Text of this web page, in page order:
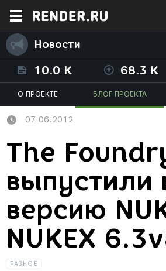
Новости
10.0 K 68.3 K
О ПРОЕКТЕ БЛОГ ПРОЕКТА
07.06.2012
The
выпустили
версию
NUKEX
РАЗНОЕ